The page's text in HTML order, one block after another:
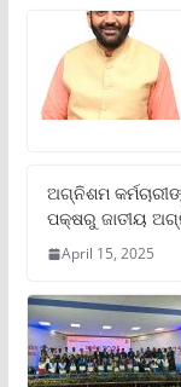
ଅଗ୍ନିଶମ
ପକ୍ଷରୁ ଜାତୀୟ
April 15, 2025